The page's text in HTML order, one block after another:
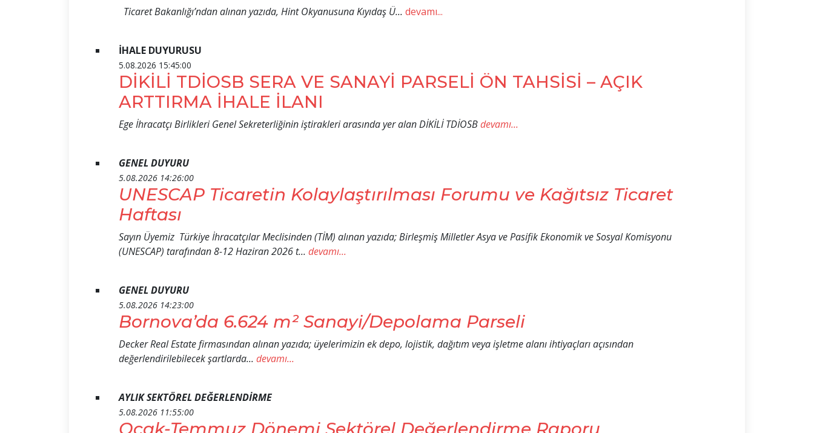
Ticaret Bakanlığı’ndan alınan yazıda, Hint Okyanusuna Kıyıdaş Ü... devamı...
İHALE DUYURUSU
5.08.2026 15:45:00
DİKİLİ TDİOSB SERA VE SANAYİ PARSELİ ÖN TAHSİSİ – AÇIK
ARTTIRMA İHALE İLANI
Ege İhracatçı Birlikleri Genel Sekreterliğinin iştirakleri arasında yer alan DİKİLİ TDİOSBdevamı...
GENEL DUYURU
5.08.2026 14:26:00
UNESCAP Ticaretin Kolaylaştırılması Forumu ve Kağıtsız Ticaret
Haftası
Sayın Üyemiz Türkiye İhracatçılar Meclisinden (TİM) alınan yazıda; Birleşmiş Milletler Asya ve Pasifik Ekonomik ve Sosyal Komisyonu
(UNESCAP) tarafından 8-12 Haziran 2026 t... devamı...
GENEL DUYURU
5.08.2026 14:23:00
Bornova’da 6.624 m² Sanayi/Depolama Parseli
Decker Real Estate firmasından alınan yazıda; üyelerimizin ek depo, lojistik, dağıtım veya işletme alanı ihtiyaçları açısından
değerlendirilebilecek şartlarda... devamı...
AYLIK SEKTÖREL DEĞERLENDİRME
5.08.2026 11:55:00
Ocak-Temmuz Dönemi Sektörel Değerlendirme Raporu